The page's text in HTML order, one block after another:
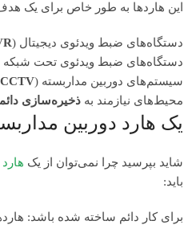
این هاردها به طور خاص برای یک
دستگاه‌های ضبط ویدئوی دیجیتال (
دستگاه‌های ضبط ویدئوی تحت شبکه
سیستم‌های دوربین مداربسته (CCTV):
محیط‌های نیازمند به ذخیره‌سازی
یک هارد دوربین
شاید بپرسید چرا نمی‌توان از یک هارد
باید:
برای کار دائم ساخته شده باشد: هاردهای دسکتاپ برای ۸ ساعت کار